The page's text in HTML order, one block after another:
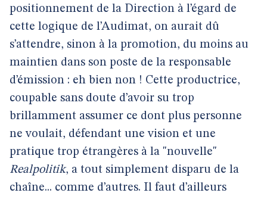
positionnement de la Direction à l’égard de
cette logique de l’Audimat, on aurait dû
s’attendre, sinon à la promotion, du moins au
maintien dans son poste de la responsable
d’émission : eh bien non ! Cette productrice,
coupable sans doute d’avoir su trop
brillamment assumer ce dont plus personne
ne voulait, défendant une vision et une
pratique trop étrangères à la "nouvelle"
Realpolitik, a tout simplement disparu de la
chaîne... comme d’autres. Il faut d’ailleurs